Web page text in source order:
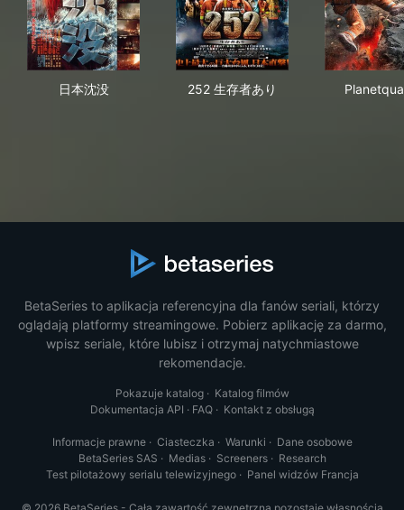
日本沈没 252 生存者あり
BetaSeries to aplikacja referencyjna dla fanów seriali, którzy
oglądają platformy streamingowe. Pobierz aplikację za darmo,
wpisz seriale, które lubisz i otrzymaj natychmiastowe
rekomendacje.
Pokazuje katalog· Katalog filmów
Dokumentacja API · FAQ· Kontakt z obsługą
Informacje prawne· Ciasteczka · Warunki · Dane osobowe
BetaSeries SAS · Medias· Screeners· Research
Test pilotażowy serialu telewizyjnego· Panel widzów Francja